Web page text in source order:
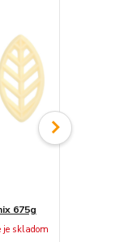
675g
je skladom